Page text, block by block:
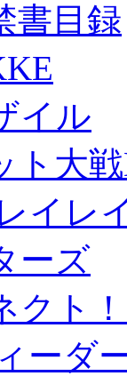
書目録
イル
ト大
イレ
ーズ
クト
ーダ